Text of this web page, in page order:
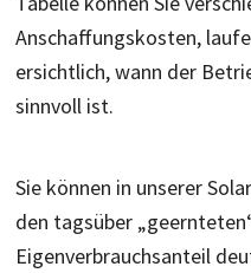
Anschaffungskosten,
ersichtlich, wann der
sinnvoll ist.
Sie können in unserer
den tagsüber
Eigenverbrauchsanteil